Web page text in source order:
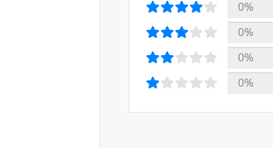
지적장애에 관한 철학적 논
증 지적장애가 있는 사람은
이다. 여타 학문에서는 당
칼슨은 지적장애에 관한
장애를 다룬 문헌 안에서
분석이 드물기 때문에 큰 의
0%
0%
0%
0%